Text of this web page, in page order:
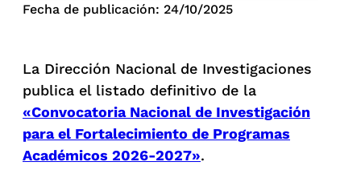
Fecha de publicación: 24/10/2025
La Dirección Nacional de Investigaciones
publica el listado definitivo de la
«Convocatoria Nacional de Investigación
para el Fortalecimiento de Programas
Académicos 2026-2027».